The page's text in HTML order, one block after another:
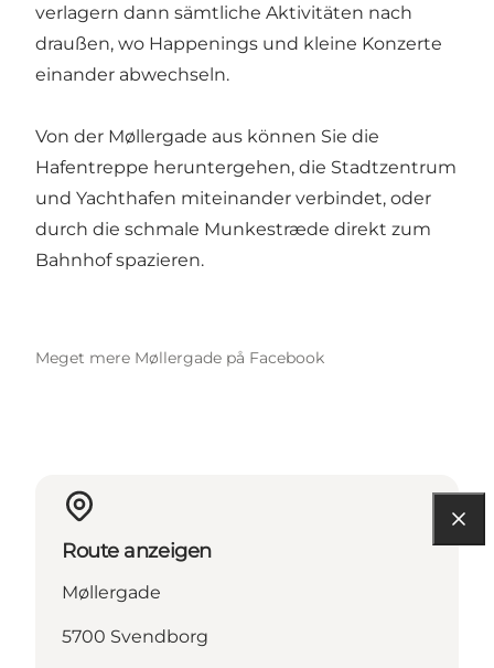
verlagern dann sämtliche Aktivitäten nach
draußen, wo Happenings und kleine Konzerte
einander abwechseln.
Von der Møllergade aus können Sie die
Hafentreppe heruntergehen, die Stadtzentrum
und Yachthafen miteinander verbindet, oder
durch die schmale Munkestræde direkt zum
Bahnhof spazieren.
Meget mere Møllergade på Facebook
Route anzeigen
Møllergade
5700 Svendborg